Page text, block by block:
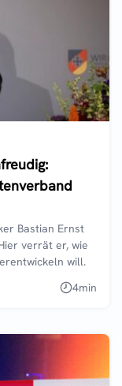
Bastian Ernst
verrät er, wie
will.
4min